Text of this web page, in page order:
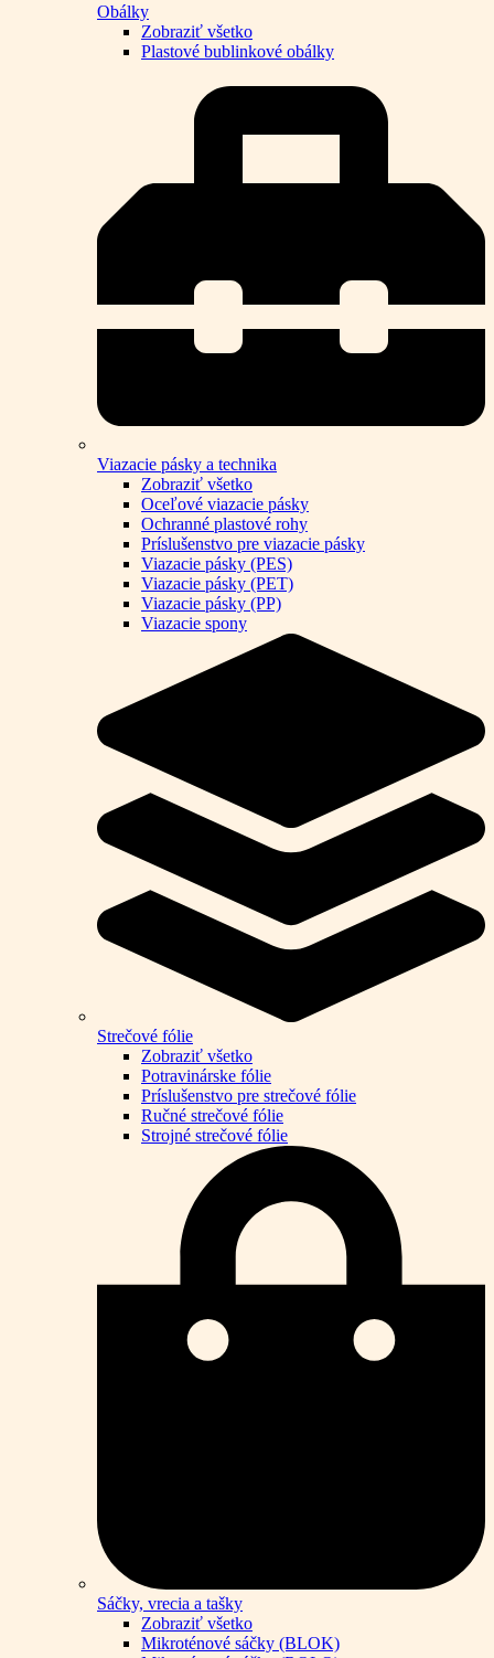
Obálky
Zobraziť všetko
Plastové bublinkové obálky
Viazacie pásky a technika
Zobraziť všetko
Oceľové viazacie pásky
Ochranné plastové rohy
Príslušenstvo pre viazacie pásky
Viazacie pásky (PES)
Viazacie pásky (PET)
Viazacie pásky (PP)
Viazacie spony
Strečové fólie
Zobraziť všetko
Potravinárske fólie
Príslušenstvo pre strečové fólie
Ručné strečové fólie
Strojné strečové fólie
Sáčky, vrecia a tašky
Zobraziť všetko
Mikroténové sáčky (BLOK)